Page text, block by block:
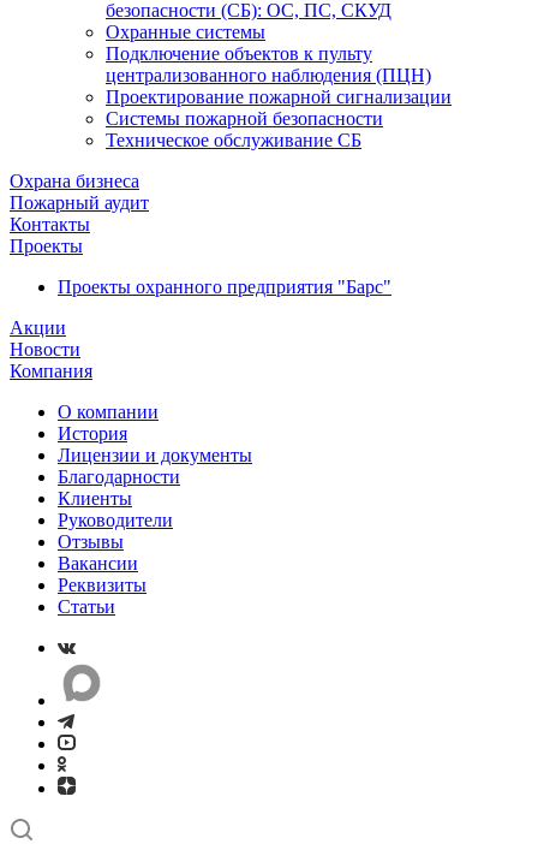
безопасности (СБ): ОС, ПС, СКУД
Охранные системы
Подключение объектов к пульту
централизованного наблюдения (ПЦН)
Проектирование пожарной сигнализации
Системы пожарной безопасности
Техническое обслуживание СБ
Охрана бизнеса
Пожарный аудит
Контакты
Проекты
Проекты охранного предприятия "Барс"
Акции
Новости
Компания
О компании
История
Лицензии и документы
Благодарности
Клиенты
Руководители
Отзывы
Вакансии
Реквизиты
Статьи